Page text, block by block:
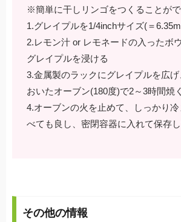
※簡単に干しリンゴをつくることがで
1.グレイプルを1/4inchサイズ(＝
2.レモン汁 or レモネードの入ったボ
グレイプルを浸ける
3.金属製のラックにグレイプルを広
おいたオーブン(180度)で2～3時間焼く
4.オーブンの火を止めて、しっかり
べても良し、密閉容器に入れて保存し
その他の情報